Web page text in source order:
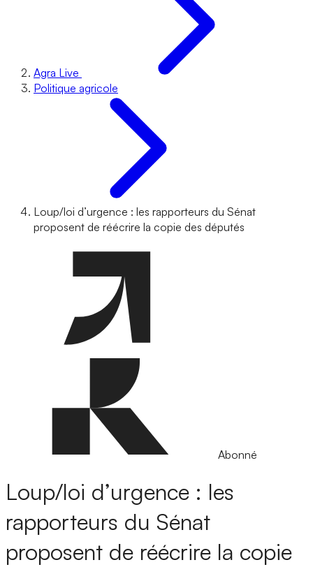
Agra Live
Politique agricole
Loup/loi d’urgence : les rapporteurs du Sénat
proposent de réécrire la copie des députés
Abonné
Loup/loi d’urgence : les
rapporteurs du Sénat
proposent de réécrire la copie